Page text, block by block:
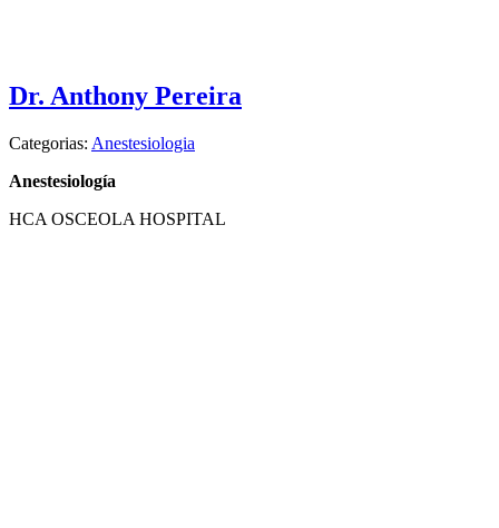
Dr. Anthony Pereira
Categorias: Anestesiologia
Anestesiología
HCA OSCEOLA HOSPITAL